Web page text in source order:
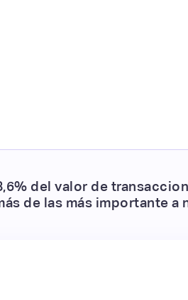
del valor de
de las más importante a